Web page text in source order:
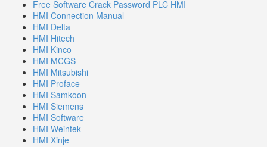
Free Software Crack Password PLC HMI
HMI Connection Manual
HMI Delta
HMI Hitech
HMI Kinco
HMI MCGS
HMI Mitsubishi
HMI Proface
HMI Samkoon
HMI Siemens
HMI Software
HMI Weintek
HMI Xinje